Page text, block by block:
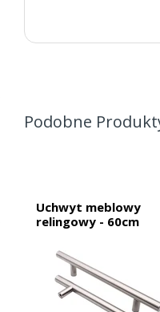
Podobne
Uchwyt meblowy
relingowy - 60cm